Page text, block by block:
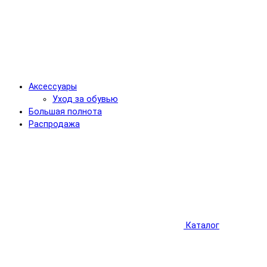
Аксессуары
Уход за обувью
Большая полнота
Распродажа
Каталог